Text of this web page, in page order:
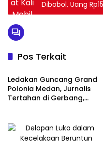
Dibobol, Uang
Pos Terkait
SUMUT
Ledakan Guncang Grand
Polonia Medan, Jurnalis
Tertahan di Gerbang,